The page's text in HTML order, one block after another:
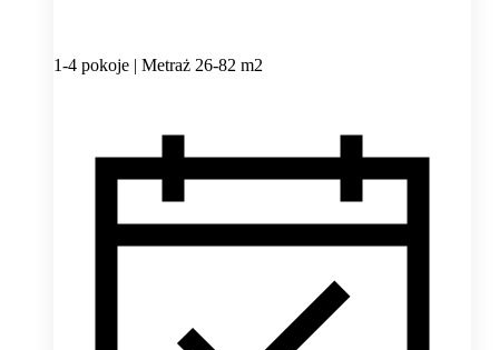
1-4 pokoje | Metraż 26-82 m2